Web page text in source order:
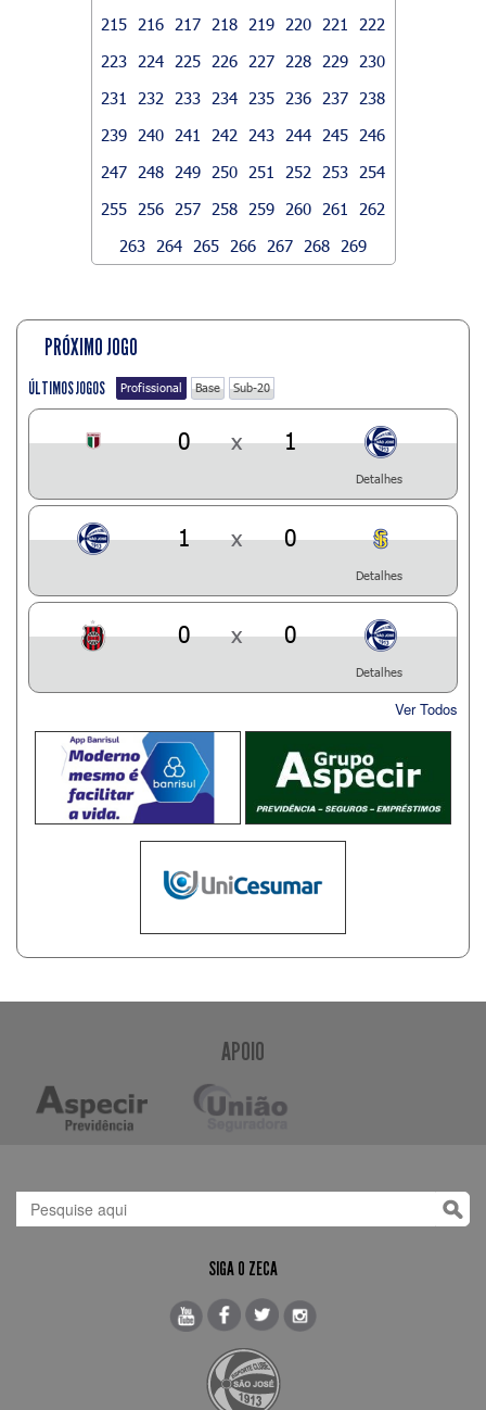
215
216 217 218 219 220 221
222
223
224 225 226 227 228 229
230
231
232 233 234 235 236 237
238
239
240 241 242 243 244 245
246
247
248 249 250 251 252 253
254
255
256 257 258 259 260 261
262
263
264 265 266 267 268 269
PRÓXIMO JOGO
ÚLTIMOS JOGOS Profissional Base Sub-20
0 x 1
Detalhes
1 x 0
Detalhes
0 x 0
Detalhes
Ver Todos
APOIO
SIGA O ZECA